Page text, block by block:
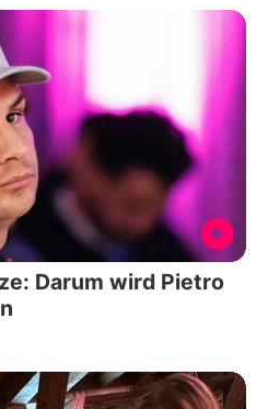
Darum wird Pietro